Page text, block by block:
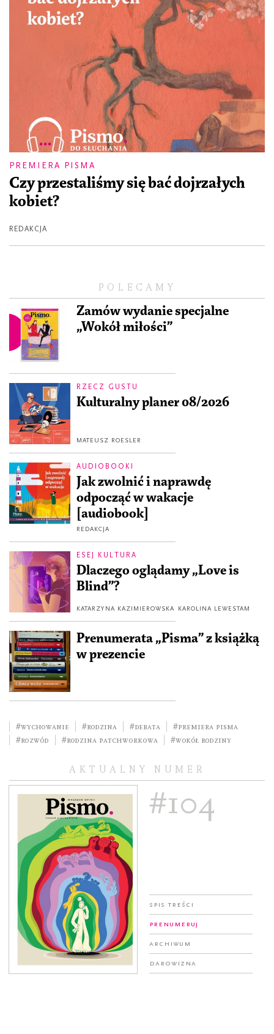
POLECAMY
Zamów wydanie specjalne
„Wokół miłości”
RZECZ GUSTU
Kulturalny planer 08/2026
MATEUSZ ROESLER
AUDIOBOOKI
Jak zwolnić i naprawdę
odpocząć w wakacje
[audiobook]
REDAKCJA
ESEJ KULTURA
Dlaczego oglądamy „Love is
Blind”?
KATARZYNA KAZIMIEROWSKA KAROLINA LEWESTAM
Prenumerata „Pisma” z książką
w prezencie
#wychowanie #rodzina #debata
#premiera pisma
#rozwód
#rodzina patchworkowa #Wokół rodziny
AKTUALNY NUMER
#104
Spis treści
Prenumeruj
Archiwum
Darowizna
PREMIERA PISMA
Czy przestaliśmy się bać dojrzałych
kobiet?
REDAKCJA